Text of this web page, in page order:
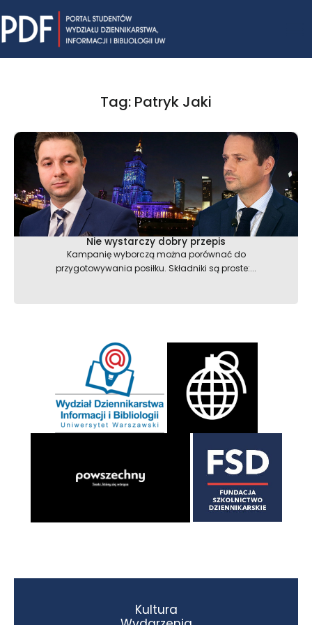
to
content
Tag: Patryk Jaki
Nie wystarczy dobry przepis
Kampanię wyborczą można porównać do
przygotowywania posiłku. Składniki są proste:...
Kultura